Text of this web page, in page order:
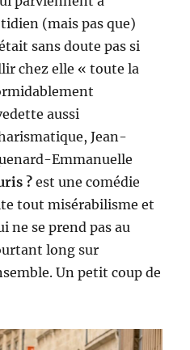
(mais pas que)
sans doute pas si
chez elle « toute la
aussi
Jean-
Emmanuelle
? est une comédie
tout misérabilisme et
ne se prend pas au
long sur
Un petit coup de